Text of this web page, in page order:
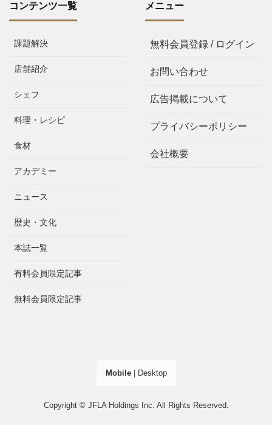
コンテンツ一覧
課題解決
店舗紹介
シェフ
料理・レシピ
食材
アカデミー
ニュース
歴史・文化
本誌一覧
有料会員限定記事
無料会員限定記事
メニュー
無料会員登録 / ログイン
お問い合わせ
広告掲載について
プライバシーポリシー
会社概要
Mobile| Desktop
Copyright © JFLA Holdings Inc. All Rights Reserved.